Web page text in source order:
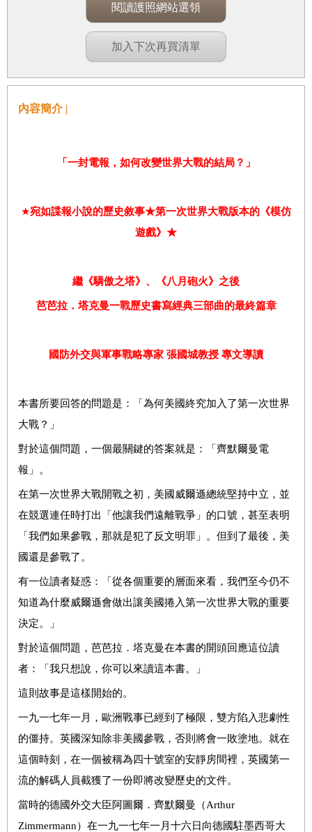
閱讀護照網站選領
加入下次再買清單
內容簡介 |
「一封電報，如何改變世界大戰的結局？」
★宛如諜報小說的歷史敘事★第一次世界大戰版本的《模仿
遊戲》★
繼《驕傲之塔》、《八月砲火》之後
芭芭拉．塔克曼一戰歷史書寫經典三部曲的最終篇章
國防外交與軍事戰略專家 張國城教授 專文導讀
本書所要回答的問題是：「為何美國終究加入了第一次世界
大戰？」
對於這個問題，一個最關鍵的答案就是：「齊默爾曼電
報」。
在第一次世界大戰開戰之初，美國威爾遜總統堅持中立，並
在競選連任時打出「他讓我們遠離戰爭」的口號，甚至表明
「我們如果參戰，那就是犯了反文明罪」。但到了最後，美
國還是參戰了。
有一位讀者疑惑：「從各個重要的層面來看，我們至今仍不
知道為什麼威爾遜會做出讓美國捲入第一次世界大戰的重要
決定。」
對於這個問題，芭芭拉．塔克曼在本書的開頭回應這位讀
者：「我只想說，你可以來讀這本書。」
這則故事是這樣開始的。
一九一七年一月，歐洲戰事已經到了極限，雙方陷入悲劇性
的僵持。英國深知除非美國參戰，否則將會一敗塗地。就在
這個時刻，在一個被稱為四十號室的安靜房間裡，英國第一
流的解碼人員截獲了一份即將改變歷史的文件。
當時的德國外交大臣阿圖爾．齊默爾曼（Arthur
Zimmermann）在一九一七年一月十六日向德國駐墨西哥大